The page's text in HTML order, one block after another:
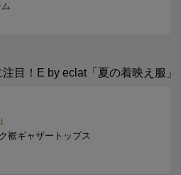
目！E by eclat「夏の着映え服」
裾ギャザートップス